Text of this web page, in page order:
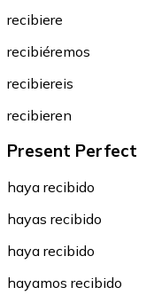
recibiere
recibiéremos
recibiereis
recibieren
Present Perfect
haya recibido
hayas recibido
haya recibido
hayamos recibido